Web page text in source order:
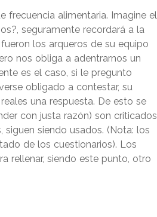
frecuencia alimentaria. Imagine el
seguramente recordará a la
los arqueros de su equipo
nos obliga a adentrarnos un
es el caso, si le pregunto
obligado a contestar, su
una respuesta. De esto se
con justa razón) son criticados
siendo usados. (Nota: los
de los cuestionarios). Los
rellenar, siendo este punto, otro